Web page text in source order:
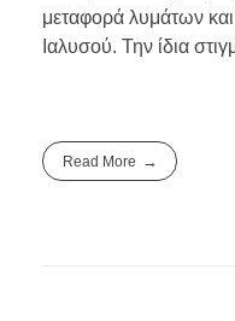
μεταφορά λυμάτων
Ιαλυσού. Την ίδια
Read More